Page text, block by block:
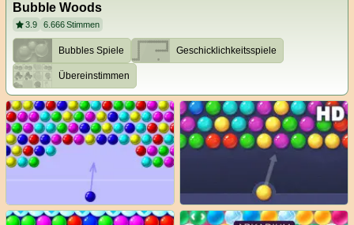
Bubble Woods
3.9 6.666Stimmen
Bubbles Spiele Geschicklichkeitsspiele
Übereinstimmen